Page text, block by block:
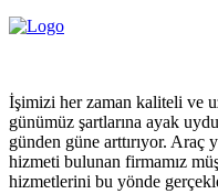
İşimizi her zaman kaliteli ve
günümüz şartlarına ayak
günden güne arttırıyor. Araç
hizmeti bulunan firmamız
hizmetlerini bu yönde